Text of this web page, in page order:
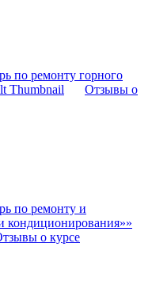
по ремонту горного
Отзывы о
по ремонту и
кондиционирования»»
о курсе